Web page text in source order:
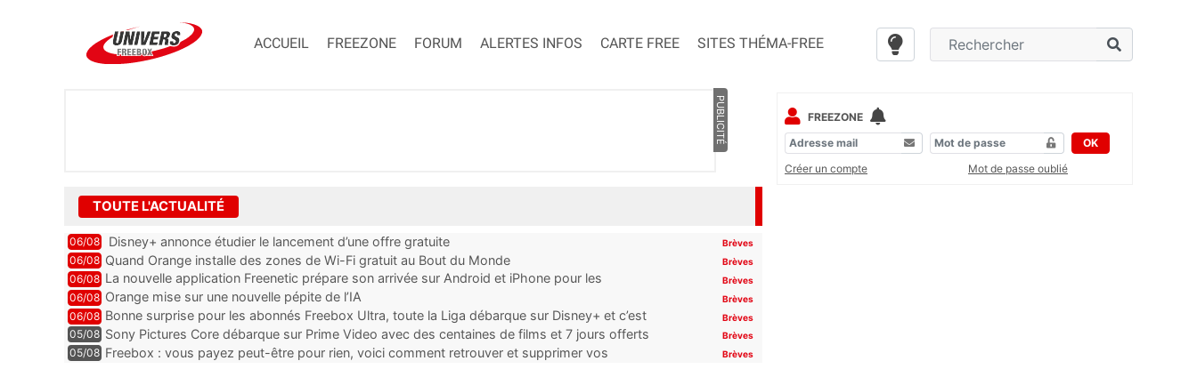
ACCUEIL FREEZONE FORUM ALERTES INFOS CARTE FREE SITES THÉMA-FREE
PUBLICITÉ
TOUTE L'ACTUALITÉ
06/08 Disney+ annonce étudier le lancement d’une offre gratuite Brèves
06/08 Quand Orange installe des zones de Wi-Fi gratuit au Bout du Monde Brèves
06/08 La nouvelle application Freenetic prépare son arrivée sur Android et iPhone pour les
abonnés Freebox, testez la
Brèves
06/08 Orange mise sur une nouvelle pépite de l’IA Brèves
06/08 Bonne surprise pour les abonnés Freebox Ultra, toute la Liga débarque sur Disney+ et c’est
inclus
Brèves
05/08 Sony Pictures Core débarque sur Prime Video avec des centaines de films et 7 jours offerts Brèves
05/08 Freebox : vous payez peut-être pour rien, voici comment retrouver et supprimer vos
Brèves
FREEZONE
OK
Créer un compte
Mot de passe oublié